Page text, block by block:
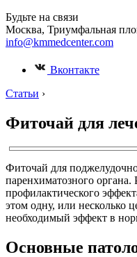
Будьте на связи
Москва, Триумфальная
info@kmmedcenter.com
Вконтакте
Статьи ›
Фиточай для
Фиточай для
паренхиматозного
профилактического
этом одну, или несколько
необходимый эффект в
Основные